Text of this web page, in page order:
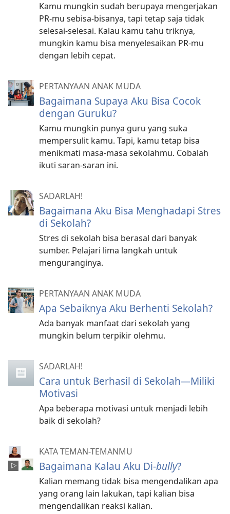
Kamu mungkin sudah berupaya mengerjakan
PR-mu sebisa-bisanya, tapi tetap saja tidak
selesai-selesai. Kalau kamu tahu triknya,
mungkin kamu bisa menyelesaikan PR-mu
dengan lebih cepat.
PERTANYAAN ANAK MUDA
Bagaimana Supaya Aku Bisa Cocok
dengan Guruku?
Kamu mungkin punya guru yang suka
mempersulit kamu. Tapi, kamu tetap bisa
menikmati masa-masa sekolahmu. Cobalah
ikuti saran-saran ini.
SADARLAH!
Bagaimana Aku Bisa Menghadapi Stres
di Sekolah?
Stres di sekolah bisa berasal dari banyak
sumber. Pelajari lima langkah untuk
menguranginya.
PERTANYAAN ANAK MUDA
Apa Sebaiknya Aku Berhenti Sekolah?
Ada banyak manfaat dari sekolah yang
mungkin belum terpikir olehmu.
SADARLAH!
Cara untuk Berhasil di Sekolah—Miliki
Motivasi
Apa beberapa motivasi untuk menjadi lebih
baik di sekolah?
KATA TEMAN-TEMANMU
Bagaimana Kalau Aku Di-bully?
Kalian memang tidak bisa mengendalikan apa
yang orang lain lakukan, tapi kalian bisa
mengendalikan reaksi kalian.